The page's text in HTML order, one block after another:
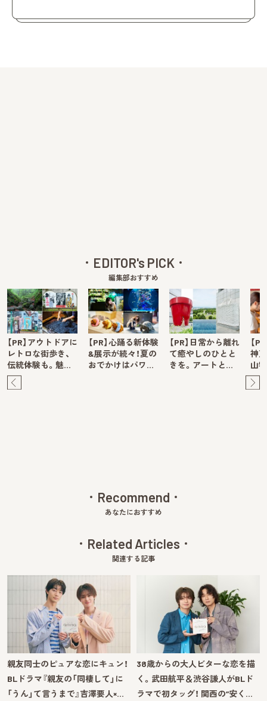
EDITOR's PICK
編集部おすすめ
【PR】アウトドアに
レトロな街歩き、
伝統体験も。魅…
【PR】心踊る新体験
&展示が続々！夏の
おでかけはパワ…
【PR】日常から離れ
て癒やしのひとと
きを。アートと…
【
神
山
Recommend
あなたにおすすめ
Related Articles
関連する記事
親友同士のピュアな恋にキュン！
BLドラマ『親友の「同棲して」に
「うん」て言うまで』吉澤要人×…
38歳からの大人ビターな恋を描
く。武田航平＆渋谷謙人がBLド
ラマで初タッグ！ 関西の“安く…